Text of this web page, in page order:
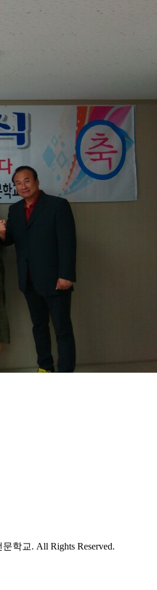
학교. All Rights Reserved.